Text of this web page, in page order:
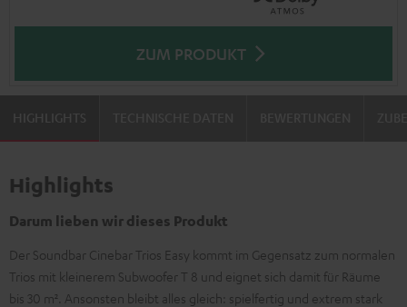
ZUM PRODUKT
HIGHLIGHTS
Highlights
Darum lieben wir dieses Produkt
Der Soundbar Cinebar Trios Easy kommt im Gegensatz zum normalen
Trios mit kleinerem Subwoofer T 8 und eignet sich damit für Räume
bis 30 m². Ansonsten bleibt alles gleich: spielfertig und extrem stark